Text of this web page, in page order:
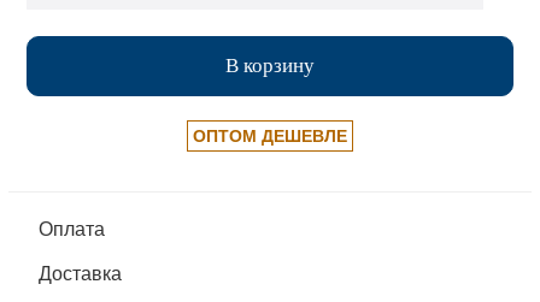
В корзину
ОПТОМ ДЕШЕВЛЕ
Оплата
Доставка